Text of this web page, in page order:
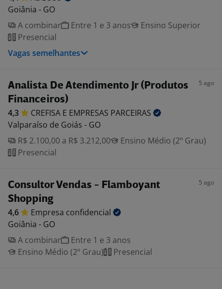
Goiânia - GO
A combinar
Entre 1 e 3 anos
Ensino Superior
Presencial
Vagas semelhantes
Analista De Atendimento Jr (Produtos
Financeiros)
5 ago
4,3 CREFISA E EMPRESAS PARCEIRAS
Valparaíso de Goiás - GO
R$ 2.100,00 a R$ 3.212,00
Ensino Médio (2º Grau)
Presencial
Consultor Vendas - Flamboyant
Shopping
5 ago
4,6 Empresa confidencial
Goiânia - GO
A combinar
Entre 1 e 3 anos
Ensino Médio (2º Grau)
Presencial